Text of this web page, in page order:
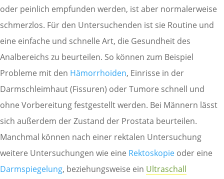
oder peinlich empfunden werden, ist aber normalerweise
schmerzlos. Für den Untersuchenden ist sie Routine und
eine einfache und schnelle Art, die Gesundheit des
Analbereichs zu beurteilen. So können zum Beispiel
Probleme mit den Hämorrhoiden, Einrisse in der
Darmschleimhaut (Fissuren) oder Tumore schnell und
ohne Vorbereitung festgestellt werden. Bei Männern lässt
sich außerdem der Zustand der Prostata beurteilen.
Manchmal können nach einer rektalen Untersuchung
weitere Untersuchungen wie eine Rektoskopie oder eine
Darmspiegelung, beziehungsweise ein Ultraschall